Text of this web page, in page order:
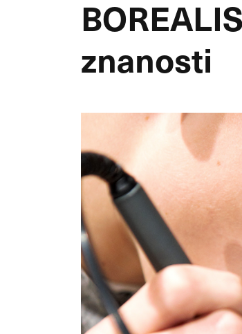
znanosti